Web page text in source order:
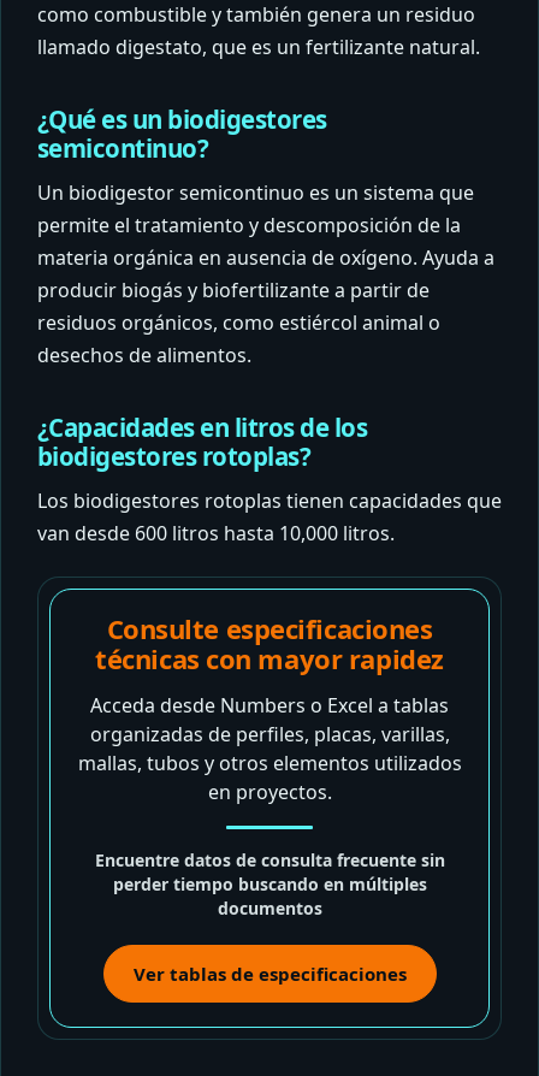
como combustible y también genera un residuo
llamado digestato, que es un fertilizante natural.
¿Qué es un biodigestores
semicontinuo?
Un biodigestor semicontinuo es un sistema que
permite el tratamiento y descomposición de la
materia orgánica en ausencia de oxígeno. Ayuda a
producir biogás y biofertilizante a partir de
residuos orgánicos, como estiércol animal o
desechos de alimentos.
¿Capacidades en litros de los
biodigestores rotoplas?
Los biodigestores rotoplas tienen capacidades que
van desde 600 litros hasta 10,000 litros.
Consulte especificaciones
técnicas con mayor rapidez
Acceda desde Numbers o Excel a tablas
organizadas de perfiles, placas, varillas,
mallas, tubos y otros elementos utilizados
en proyectos.
Encuentre datos de consulta frecuente sin
perder tiempo buscando en múltiples
documentos
Ver tablas de especificaciones